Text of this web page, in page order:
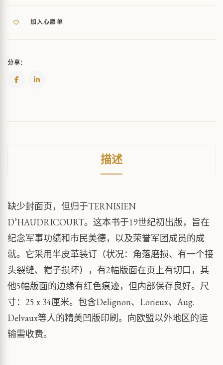
加入心愿单
分享：
描述
缺少封面页，但归于TERNISIEN
D’HAUDRICOURT。这本书于19世纪初出版，旨在
纪念军事功绩和市民美德，以及荣誉军团成员的成
就。它采用半皮革装订（状况：角落磨损、有一个接
头裂缝、帽子损坏），有2幅版面在页上有切口，其
他5幅版面的边缘有红色痕迹，但内部保存良好。尺
寸：25 x 34厘米。包含Delignon、Lorieux、Aug.
Delvaux等人的精美凹版印刷。向欧盟以外地区的运
输需收费。